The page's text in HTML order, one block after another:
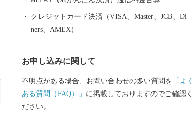
クレジットカード決済（VISA、Master、JCB、Di
ners、AMEX）
お申し込みに関して
不明点がある場合、お問い合わせの多い質問を 「よく
ある質問（FAQ）」 に掲載しておりますのでご確認く
ださい。